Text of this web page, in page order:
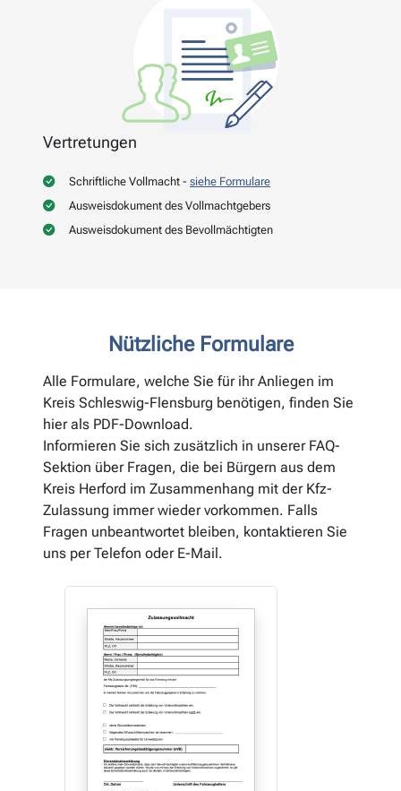
Vertretungen
Schriftliche Vollmacht - siehe Formulare
Ausweisdokument des Vollmachtgebers
Ausweisdokument des Bevollmächtigten
Nützliche Formulare
Alle Formulare, welche Sie für ihr Anliegen im
Kreis Schleswig-Flensburg benötigen, finden Sie
hier als PDF-Download.
Informieren Sie sich zusätzlich in unserer FAQ-
Sektion über Fragen, die bei Bürgern aus dem
Kreis Herford im Zusammenhang mit der Kfz-
Zulassung immer wieder vorkommen. Falls
Fragen unbeantwortet bleiben, kontaktieren Sie
uns per Telefon oder E-Mail.